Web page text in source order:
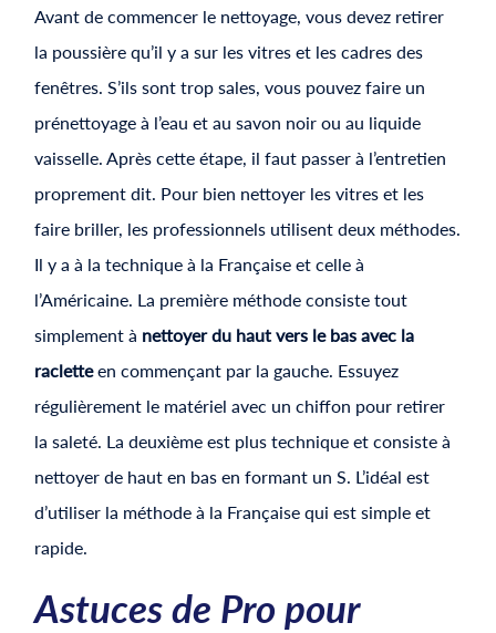
Avant de commencer le nettoyage, vous devez retirer
la poussière qu’il y a sur les vitres et les cadres des
fenêtres. S’ils sont trop sales, vous pouvez faire un
prénettoyage à l’eau et au savon noir ou au liquide
vaisselle. Après cette étape, il faut passer à l’entretien
proprement dit. Pour bien nettoyer les vitres et les
faire briller, les professionnels utilisent deux méthodes.
Il y a à la technique à la Française et celle à
l’Américaine. La première méthode consiste tout
simplement à nettoyer du haut vers le bas avec la
racletteen commençant par la gauche. Essuyez
régulièrement le matériel avec un chiffon pour retirer
la saleté. La deuxième est plus technique et consiste à
nettoyer de haut en bas en formant un S. L’idéal est
d’utiliser la méthode à la Française qui est simple et
rapide.
Astuces de Pro pour